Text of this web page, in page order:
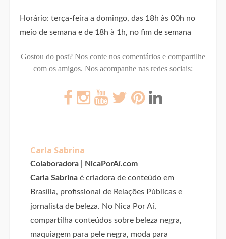
Horário: terça-feira a domingo, das 18h às 00h no
meio de semana e de 18h à 1h, no fim de semana
Gostou do post? Nos conte nos comentários e compartilhe
com os amigos. Nos acompanhe nas redes sociais:
Carla Sabrina
Colaboradora | NicaPorAí.com
Carla Sabrinaé criadora de conteúdo em
Brasília, profissional de Relações Públicas e
jornalista de beleza. No Nica Por Aí,
compartilha conteúdos sobre beleza negra,
maquiagem para pele negra, moda para